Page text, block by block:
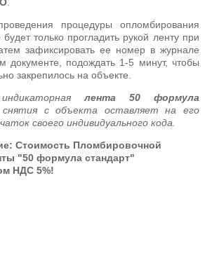
.
процедуры опломбирования
только прогладить рукой ленту при
зафиксировать ее номер в журнале
документе, подождать 1-5 минут, чтобы
закрепилось на объекте.
индикаторнаялента 50 формула
снятия с объекта оставляет на его
своего индивидуального кода.
Стоимость Пломбировочной
"50 формула стандарт"
НДС 5%!